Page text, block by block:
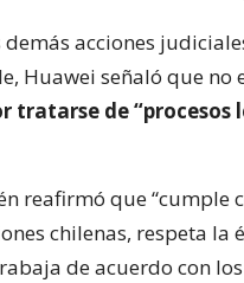
demás acciones
Huawei señaló que no
tratarse de “procesos
reafirmó que “cumple
chilenas, respeta la
de acuerdo con los